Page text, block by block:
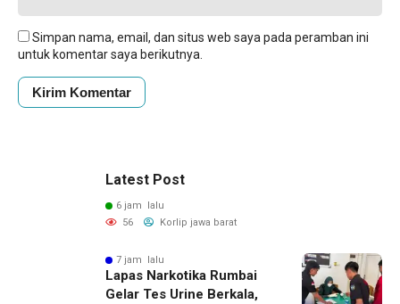
Simpan nama, email, dan situs web saya pada peramban ini
untuk komentar saya berikutnya.
Latest Post
6 jam lalu
56
Korlip jawa barat
7 jam lalu
Lapas Narkotika Rumbai
Gelar Tes Urine Berkala,